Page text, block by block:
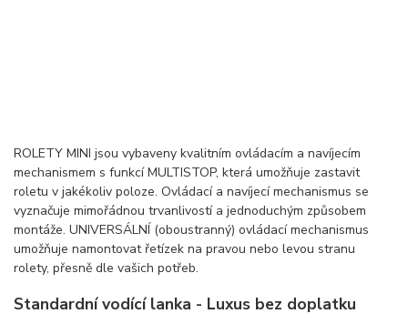
ROLETY MINI jsou vybaveny kvalitním ovládacím a navíjecím
mechanismem s funkcí MULTISTOP, která umožňuje zastavit
roletu v jakékoliv poloze. Ovládací a navíjecí mechanismus se
vyznačuje mimořádnou trvanlivostí a jednoduchým způsobem
montáže. UNIVERSÁLNÍ (oboustranný) ovládací mechanismus
umožňuje namontovat řetízek na pravou nebo levou stranu
rolety, přesně dle vašich potřeb.
Standardní vodící lanka - Luxus bez doplatku